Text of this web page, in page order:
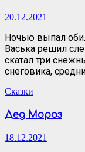
20.12.2021
Ночью выпал
Васька решил
скатал три
снеговика,
Сказки
Дед Мороз
18.12.2021